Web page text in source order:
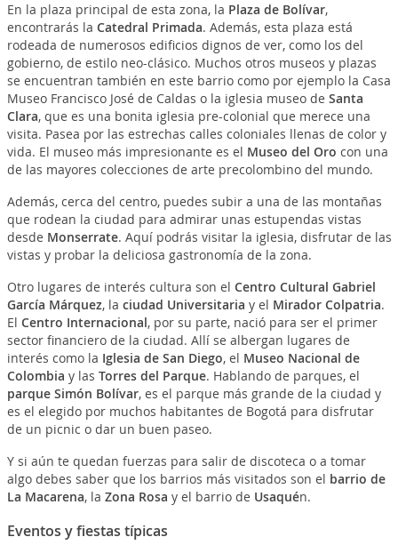
En la plaza principal de esta zona, la Plaza de Bolívar,
encontrarás la Catedral Primada. Además, esta plaza está
rodeada de numerosos edificios dignos de ver, como los del
gobierno, de estilo neo-clásico. Muchos otros museos y plazas
se encuentran también en este barrio como por ejemplo la Casa
Museo Francisco José de Caldas o la iglesia museo de Santa
Clara, que es una bonita iglesia pre-colonial que merece una
visita. Pasea por las estrechas calles coloniales llenas de color y
vida. El museo más impresionante es el Museo del Oro con una
de las mayores colecciones de arte precolombino del mundo.
Además, cerca del centro, puedes subir a una de las montañas
que rodean la ciudad para admirar unas estupendas vistas
desde Monserrate. Aquí podrás visitar la iglesia, disfrutar de las
vistas y probar la deliciosa gastronomía de la zona.
Otro lugares de interés cultura son el Centro Cultural Gabriel
García Márquez, la ciudad Universitaria y el Mirador Colpatria.
El Centro Internacional, por su parte, nació para ser el primer
sector financiero de la ciudad. Allí se albergan lugares de
interés como la Iglesia de San Diego, el Museo Nacional de
Colombia y las Torres del Parque. Hablando de parques, el
parque Simón Bolívar, es el parque más grande de la ciudad y
es el elegido por muchos habitantes de Bogotá para disfrutar
de un picnic o dar un buen paseo.
Y si aún te quedan fuerzas para salir de discoteca o a tomar
algo debes saber que los barrios más visitados son el barrio de
La Macarena, la Zona Rosa y el barrio de Usaquén.
Eventos y fiestas típicas